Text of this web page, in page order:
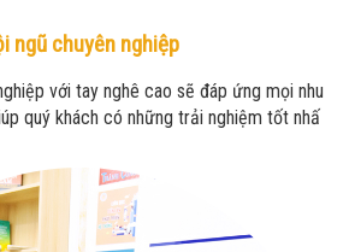
ngũ chuyên nghiệp
với tay nghê cao sẽ đáp ứng mọi nhu
quý khách có những trải nghiệm tốt nhấ